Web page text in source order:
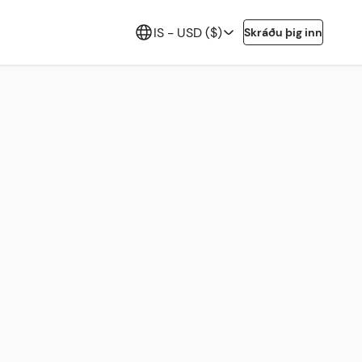
IS - USD ($) Skráðu þig inn